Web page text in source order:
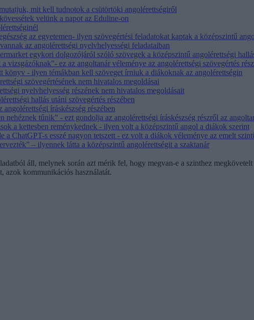
mit kell tudnotok a csütörtöki angolérettségiről
velünk a napot az Eduline-on
az egyetemen- ilyen szövegértési feladatokat kaptak a középszintű
az angolérettségi nyelvhelyességi feladataiban
egykori dolgozójáról szóló szövegek a középszintű angolérettségi
vizsgázóknak"- ez az angoltanár véleménye az angolérettségi szövegértés
könyv - ilyen témákban kell szöveget írniuk a diákoknak az angolérettségin
szövegértésének nem hivatalos megoldásai
nyelvhelyesség részének nem hivatalos megoldásait
hallás utáni szövegértés részében
íráskészség részében
nehéznek tűnik" - ezt gondolja az angolérettségi íráskészség részről az
a kettesben reménykednek - ilyen volt a középszintű angol a diákok szerint
a ChatGPT-s esszé nagyon tetszett - ez volt a diákok véleménye az emelt
– ilyennek látta a középszintű angolérettségit a szaktanár
áll, melynek során azt mérik fel, hogy megvan-e a szinthez
azok kommunikációs használatát.